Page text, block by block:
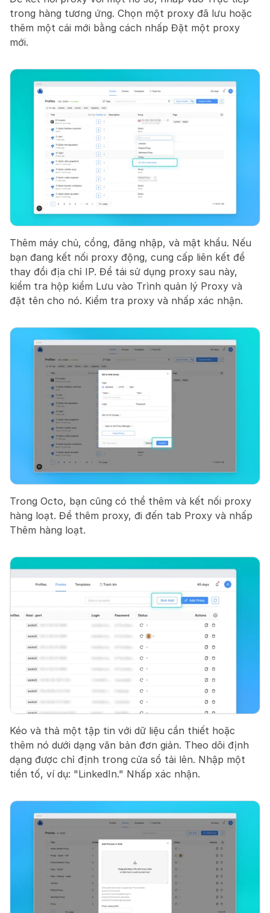
trong hàng tương ứng. Chọn một proxy đã lưu hoặc
thêm một cái mới bằng cách nhấp Đặt một proxy
mới.
Thêm máy chủ, cổng, đăng nhập, và mật khẩu. Nếu
bạn đang kết nối proxy động, cung cấp liên kết để
thay đổi địa chỉ IP. Để tái sử dụng proxy sau này,
kiểm tra hộp kiểm Lưu vào Trình quản lý Proxy và
đặt tên cho nó. Kiểm tra proxy và nhấp xác nhận.
Trong Octo, bạn cũng có thể thêm và kết nối proxy
hàng loạt. Để thêm proxy, đi đến tab Proxy và nhấp
Thêm hàng loạt.
Kéo và thả một tập tin với dữ liệu cần thiết hoặc
thêm nó dưới dạng văn bản đơn giản. Theo dõi định
dạng được chỉ định trong cửa sổ tải lên. Nhập một
tiền tố, ví dụ: "LinkedIn." Nhấp xác nhận.